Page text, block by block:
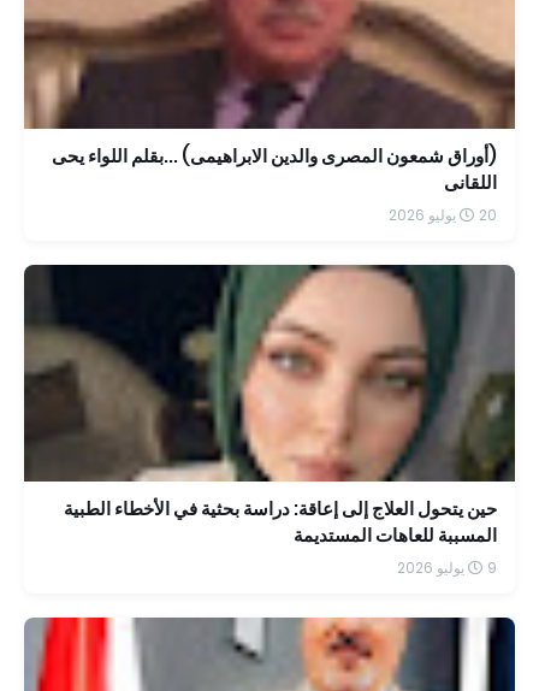
(أوراق شمعون المصرى والدين الابراهيمى) ...بقلم اللواء يحى
اللقانى
20 يوليو 2026
حين يتحول العلاج إلى إعاقة: دراسة بحثية في الأخطاء الطبية
المسببة للعاهات المستديمة
9 يوليو 2026